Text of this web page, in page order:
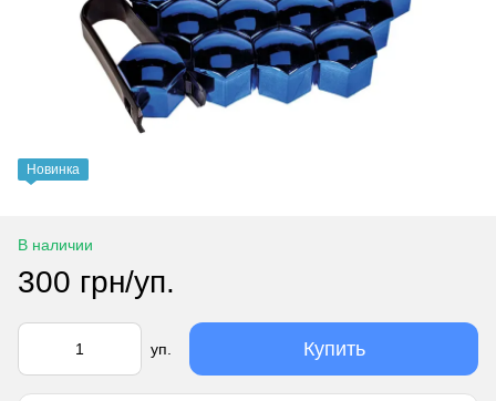
Новинка
В наличии
300 грн/уп.
уп. Купить